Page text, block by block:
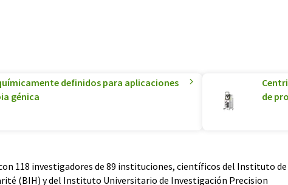
definidos para aplicaciones
génica
de
118 investigadores de 89 instituciones, científicos del Instituto de
(BIH) y del Instituto Universitario de Investigación Precision